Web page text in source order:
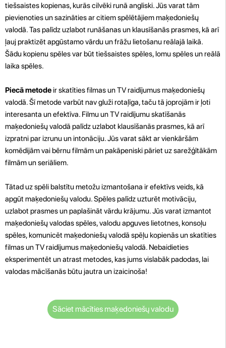
tiešsaistes kopienas, kurās cilvēki runā angliski. Jūs varat tām
pievienoties un sazināties ar citiem spēlētājiem maķedoniešų
valodā. Tas palīdz uzlabot runāšanas un klausīšanās prasmes, kā arī
ļauj praktizēt apgūstamo vārdu un frāžu lietošanu reālajā laikā.
Šādu kopienu spēles var būt tiešsaistes spēles, lomu spēles un reālā
laika spēles.
Piecā metodeir skatīties filmas un TV raidījumus maķedoniešų
valodā. Šī metode varbūt nav gluži rotaļīga, taču tā joprojām ir ļoti
interesanta un efektīva. Filmu un TV raidījumu skatīšanās
maķedoniešų valodā palīdz uzlabot klausīšanās prasmes, kā arī
izpratni par izrunu un intonāciju. Jūs varat sākt ar vienkāršām
komēdijām vai bērnu filmām un pakāpeniski pāriet uz sarežģītākām
filmām un seriāliem.
Tātad uz spēli balstītu metožu izmantošana ir efektīvs veids, kā
apgūt maķedoniešų valodu. Spēles palīdz uzturēt motivāciju,
uzlabot prasmes un paplašināt vārdu krājumu. Jūs varat izmantot
maķedoniešų valodas spēles, valodu apguves lietotnes, konsoļu
spēles, komunicēt maķedoniešų valodā spēļu kopienās un skatīties
filmas un TV raidījumus maķedoniešų valodā. Nebaidieties
eksperimentēt un atrast metodes, kas jums vislabāk padodas, lai
valodas mācīšanās būtu jautra un izaicinoša!
Sāciet mācīties maķedoniešų valodu